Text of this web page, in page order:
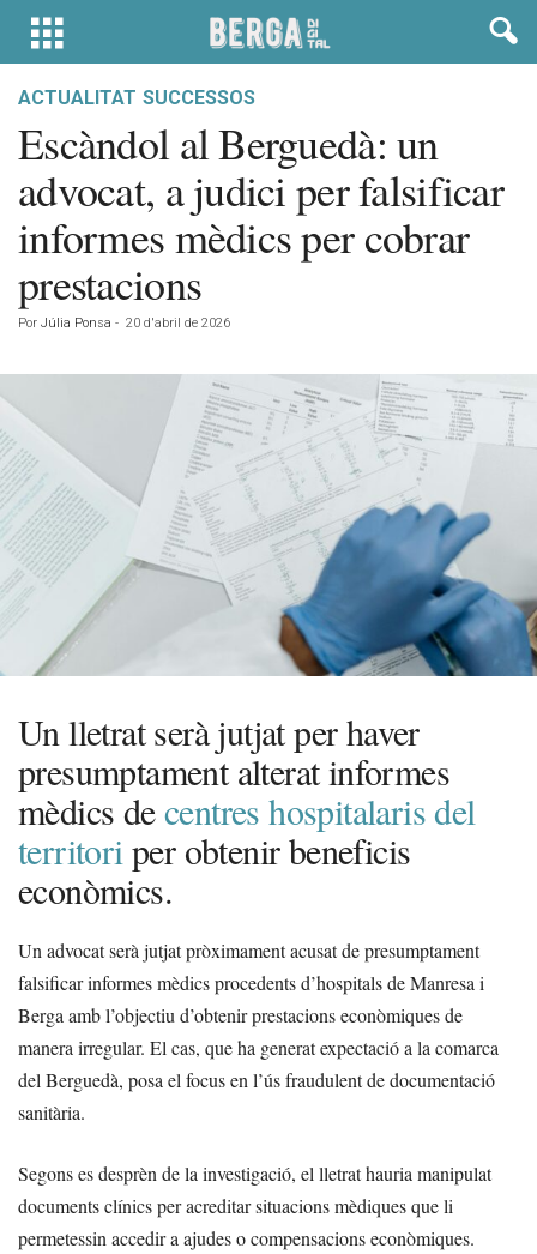
ACTUALITAT SUCCESSOS
Escàndol al Berguedà: un
advocat, a judici per falsificar
informes mèdics per cobrar
prestacions
Por Júlia Ponsa - 20 d'abril de 2026
Un lletrat serà jutjat per haver
presumptament alterat informes
mèdics decentres hospitalaris del
territoriper obtenir beneficis
econòmics.
Un advocat serà jutjat pròximament acusat de presumptament
falsificar informes mèdics procedents d’hospitals de Manresa i
Berga amb l’objectiu d’obtenir prestacions econòmiques de
manera irregular. El cas, que ha generat expectació a la comarca
del Berguedà, posa el focus en l’ús fraudulent de documentació
sanitària.
Segons es desprèn de la investigació, el lletrat hauria manipulat
documents clínics per acreditar situacions mèdiques que li
permetessin accedir a ajudes o compensacions econòmiques.